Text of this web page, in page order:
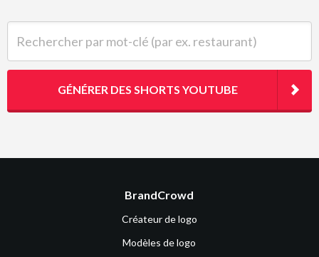
GÉNÉRER DES SHORTS YOUTUBE
BrandCrowd
Créateur de logo
Modèles de logo